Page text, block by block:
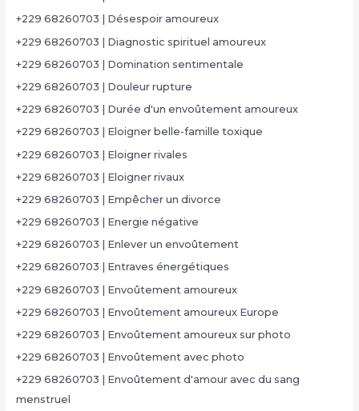
+229 68260703 | Désespoir amoureux
+229 68260703 | Diagnostic spirituel amoureux
+229 68260703 | Domination sentimentale
+229 68260703 | Douleur rupture
+229 68260703 | Durée d'un envoûtement amoureux
+229 68260703 | Eloigner belle-famille toxique
+229 68260703 | Eloigner rivales
+229 68260703 | Eloigner rivaux
+229 68260703 | Empêcher un divorce
+229 68260703 | Energie négative
+229 68260703 | Enlever un envoûtement
+229 68260703 | Entraves énergétiques
+229 68260703 | Envoûtement amoureux
+229 68260703 | Envoûtement amoureux Europe
+229 68260703 | Envoûtement amoureux sur photo
+229 68260703 | Envoûtement avec photo
+229 68260703 | Envoûtement d'amour avec du sang
menstruel